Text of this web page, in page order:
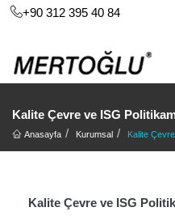
+90 312 395 40 84
Kalite Çevre ve ISG
Anasayfa Kurumsal Kalite
Kalite Çevre ve ISG